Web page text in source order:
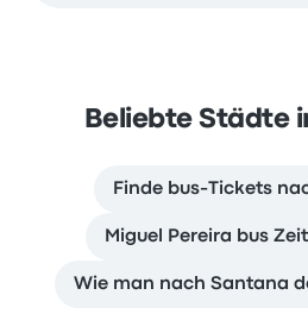
Beliebte Städte
Finde bus-Tickets
Miguel Pereira bus
Wie man nach Santana